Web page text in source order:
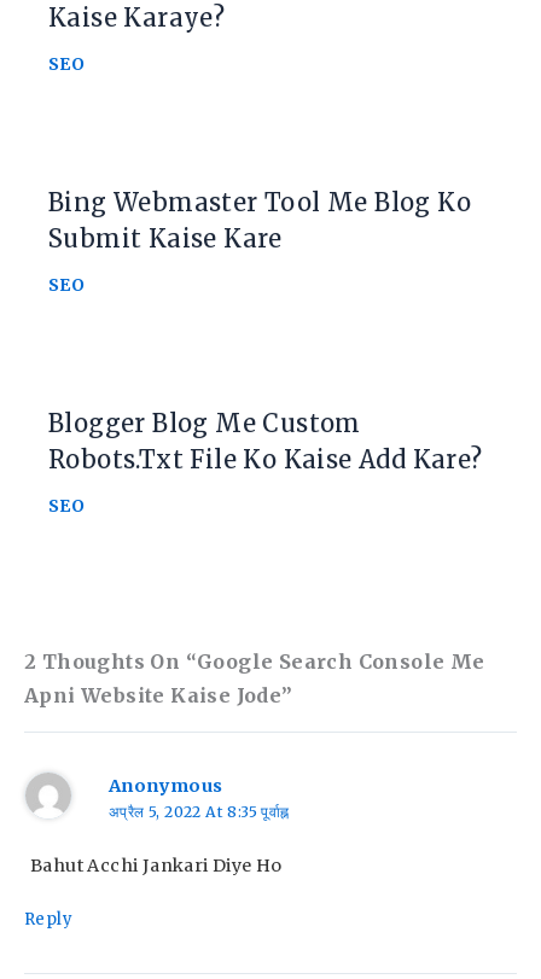
Kaise Karaye?
SEO
Bing Webmaster Tool Me Blog Ko
Submit Kaise Kare
SEO
Blogger Blog Me Custom
Robots.txt File Ko Kaise Add Kare?
SEO
2 Thoughts On “Google Search Console Me
Apni Website Kaise Jode”
Anonymous
अप्रैल 5, 2022 At 8:35 पूर्वाह्न
Bahut Acchi Jankari Diye Ho
Reply